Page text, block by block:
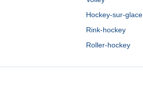
Hockey-sur-glace
Rink-hockey
Roller-hockey